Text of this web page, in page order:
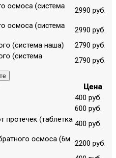
осмоса (система
2990 руб.
осмоса (система
2990 руб.
(система наша)
2790 руб.
(система
2790 руб.
Цена
400 руб.
600 руб.
протечек (таблетка 400 руб.
осмоса (6м 2200 руб.